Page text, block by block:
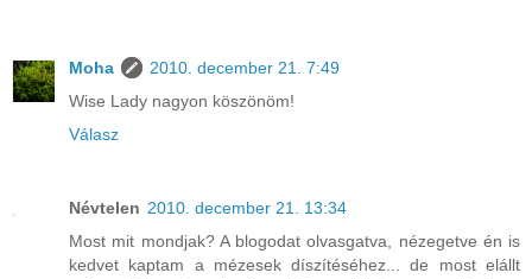
Moha
2010. december 21. 7:49
Wise Lady nagyon köszönöm!
Válasz
Névtelen 2010. december 21. 13:34
Most mit mondjak? A blogodat olvasgatva, nézegetve én is
kedvet kaptam a mézesek díszítéséhez... de most elállt